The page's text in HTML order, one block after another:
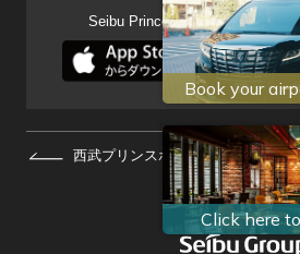
Seibu Prince Global Rewards 公
西武プリンスホテルズ&リゾーツ